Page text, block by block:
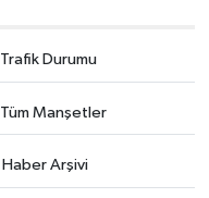
Trafik Durumu
Tüm Manşetler
Haber Arşivi